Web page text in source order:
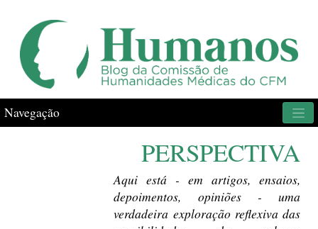
Navegação
PERSPECTIVA
Aqui está - em artigos, ensaios,
depoimentos, opiniões - uma
verdadeira exploração reflexiva das